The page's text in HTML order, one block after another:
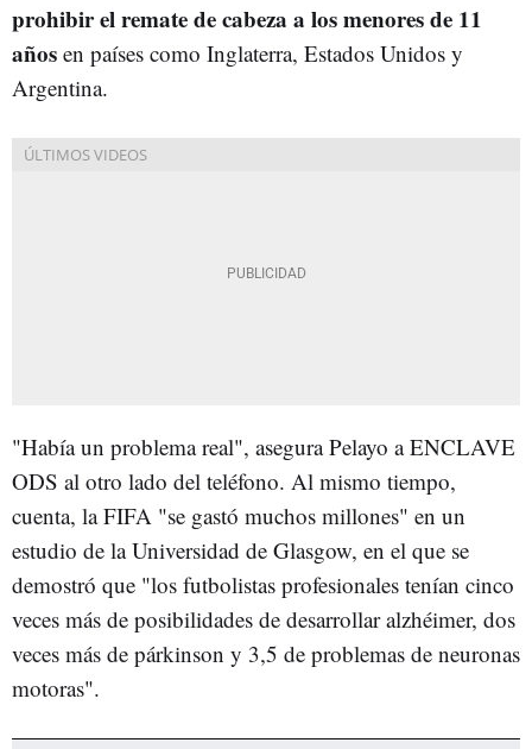
prohibir el remate de cabeza a los menores de 11
años en países como Inglaterra, Estados Unidos y
Argentina.
"Había un problema real", asegura Pelayo a ENCLAVE
ODS al otro lado del teléfono. Al mismo tiempo,
cuenta, la FIFA "se gastó muchos millones" en un
estudio de la Universidad de Glasgow, en el que se
demostró que "los futbolistas profesionales tenían cinco
veces más de posibilidades de desarrollar alzhéimer, dos
veces más de párkinson y 3,5 de problemas de neuronas
motoras".